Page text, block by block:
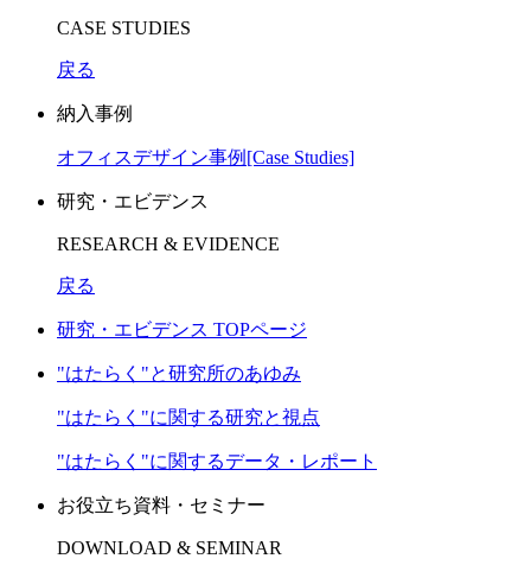
CASE STUDIES
戻る
納入事例
オフィスデザイン事例[Case Studies]
研究・エビデンス
RESEARCH & EVIDENCE
戻る
研究・エビデンス TOPページ
"はたらく"と研究所のあゆみ
"はたらく"に関する研究と視点
"はたらく"に関するデータ・レポート
お役立ち資料・セミナー
DOWNLOAD & SEMINAR